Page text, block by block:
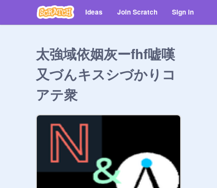
Ideas Join Scratch Sign in
太強域依姻灰ーfhf嘘嘆
又づんキスシづかりコ
アテ衆